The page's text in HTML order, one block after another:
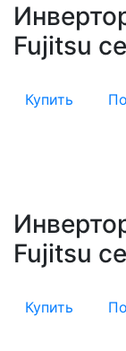
Fujitsu
Купить
Fujitsu
Купить